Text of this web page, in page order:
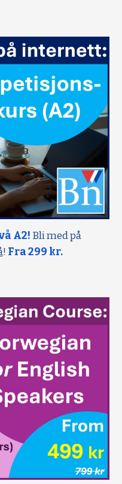
A2! Bli med på
! Fra 299 kr.